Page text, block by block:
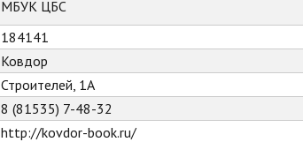
МБУК ЦБС
184141
Ковдор
Строителей, 1А
8 (81535) 7-48-32
http://kovdor-book.ru/